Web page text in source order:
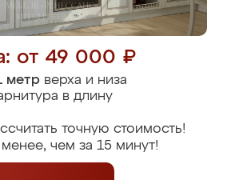
от 49 000 ₽
метрверха и низа
в длину
точную стоимость!
чем за 15 минут!